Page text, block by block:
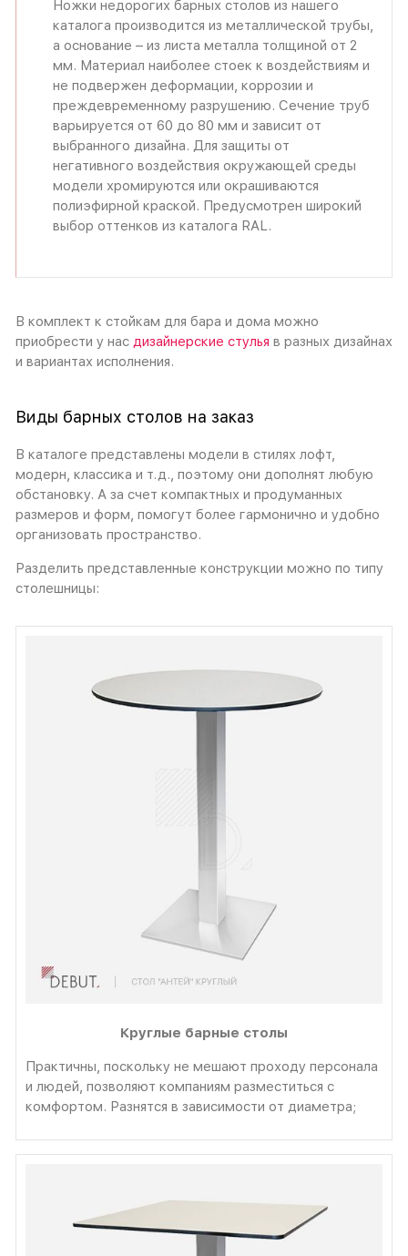
Ножки недорогих барных столов из нашего
каталога производится из металлической трубы,
а основание – из листа металла толщиной от 2
мм. Материал наиболее стоек к воздействиям и
не подвержен деформации, коррозии и
преждевременному разрушению. Сечение труб
варьируется от 60 до 80 мм и зависит от
выбранного дизайна. Для защиты от
негативного воздействия окружающей среды
модели хромируются или окрашиваются
полиэфирной краской. Предусмотрен широкий
выбор оттенков из каталога RAL.
В комплект к стойкам для бара и дома можно
приобрести у нас дизайнерские стулья в разных дизайнах
и вариантах исполнения.
Виды барных столов на заказ
В каталоге представлены модели в стилях лофт,
модерн, классика и т.д., поэтому они дополнят любую
обстановку. А за счет компактных и продуманных
размеров и форм, помогут более гармонично и удобно
организовать пространство.
Разделить представленные конструкции можно по типу
столешницы:
Круглые барные столы
Практичны, поскольку не мешают проходу персонала
и людей, позволяют компаниям разместиться с
комфортом. Разнятся в зависимости от диаметра;